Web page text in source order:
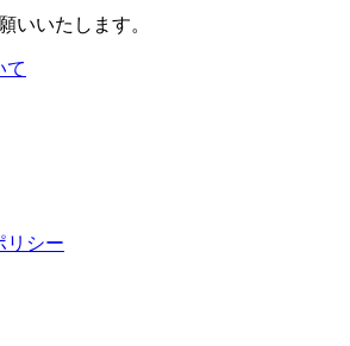
いいたします。
て
リシー